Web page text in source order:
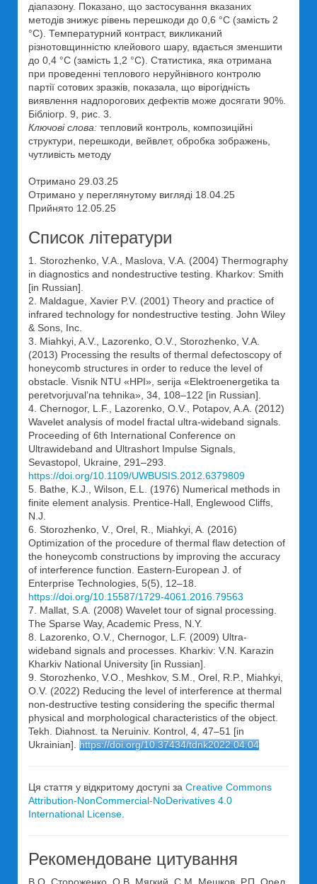
діапазону. Показано, що застосування вказаних
методів знижує рівень перешкоди до 0,6 °С (замість 2
°С). Температурний контраст, викликаний
різнотовщинністю клейового шару, вдається зменшити
до 0,4 °С (замість 1,2 °С). Статистика, яка отримана
при проведенні теплового неруйнівного контролю
партії сотових зразків, показала, що вірогідність
виявлення надпорогових дефектів може досягати 90%.
Бібліогр. 9, рис. 3.
Ключові слова: тепловий контроль, композиційні
структури, перешкоди, вейвлет, обробка зображень,
чутливість методу
Отримано 29.03.25
Отримано у переглянутому вигляді 18.04.25
Прийнято 12.05.25
Список літератури
1. Storozhenko, V.A., Maslova, V.A. (2004) Thermography
in diagnostics and nondestructive testing. Kharkov: Smith
[in Russian].
2. Maldague, Xavier P.V. (2001) Theory and practice of
infrared technology for nondestructive testing. John Wiley
& Sons, Inc.
3. Miahkyi, A.V., Lazorenko, O.V., Storozhenko, V.A.
(2013) Processing the results of thermal defectoscopy of
honeycomb structures in order to reduce the level of
obstacle. Vіsnik NTU «HPІ», serіja «Elektroenergetika ta
peretvorjuval’na tehnіka», 34, 108–122 [in Russian].
4. Chernogor, L.F., Lazorenko, O.V., Potapov, A.A. (2012)
Wavelet analysis of model fractal ultra-wideband signals.
Proceeding of 6th International Conference on
Ultrawideband and Ultrashort Impulse Signals,
Sevastopol, Ukraine, 291–293.
https://doi.org/10.1109/UWBUSIS.2012.6379809
5. Bathe, K.J., Wilson, E.L. (1976) Numerical methods in
finite element analysis. Prentice-Hall, Englewood Cliffs,
N.J.
6. Storozhenko, V., Orel, R., Miahkyi, A. (2016)
Optimization of the procedure of thermal flaw detection of
the honeycomb constructions by improving the accuracy
of interference function. Eastern-European J. of
Enterprise Technologies, 5(5), 12–18.
https://doi.org/10.15587/1729-4061.2016.79563
7. Mallat, S.A. (2008) Wavelet tour of signal processing.
The Sparse Way, Academic Press, N.Y.
8. Lazorenko, O.V., Chernogor, L.F. (2009) Ultra-
wideband signals and processes. Kharkiv: V.N. Karazin
Kharkіv National University [in Russian].
9. Storozhenko, V.O., Meshkov, S.M., Orel, R.P., Miahkyi,
O.V. (2022) Reducing the level of interference at thermal
non-destructive testing considering the specific thermal
physical and morphological characteristics of the object.
Tekh. Diahnost. ta Neruiniv. Kontrol, 4, 47–51 [in
Ukrainian]. https://doi.org/10.37434/tdnk2022.04.04
Ця стаття у відкритому доступі за Creative Commons
Attribution-NonCommercial-NoDerivatives 4.0
International License
Рекомендоване цитування